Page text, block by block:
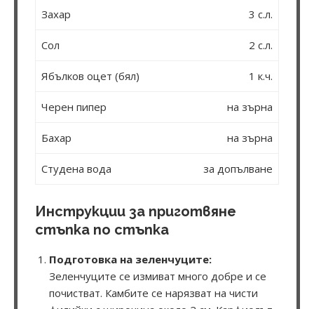
Захар 3 с.л.
Сол 2 с.л.
Ябълков оцет (бял) 1 к.ч.
Черен пипер на зърна
Бахар на зърна
Студена вода за допълване
Инструкции за приготвяне
стъпка по стъпка
Подготовка на зеленчуците:
Зеленчуците се измиват много добре и се
почистват. Камбите се нарязват на чисти